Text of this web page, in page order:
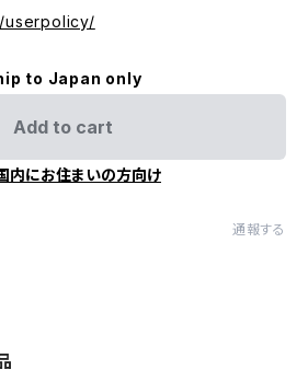
userpolicy/
to Japan only
Add to cart
内にお住まいの方向け
通報する